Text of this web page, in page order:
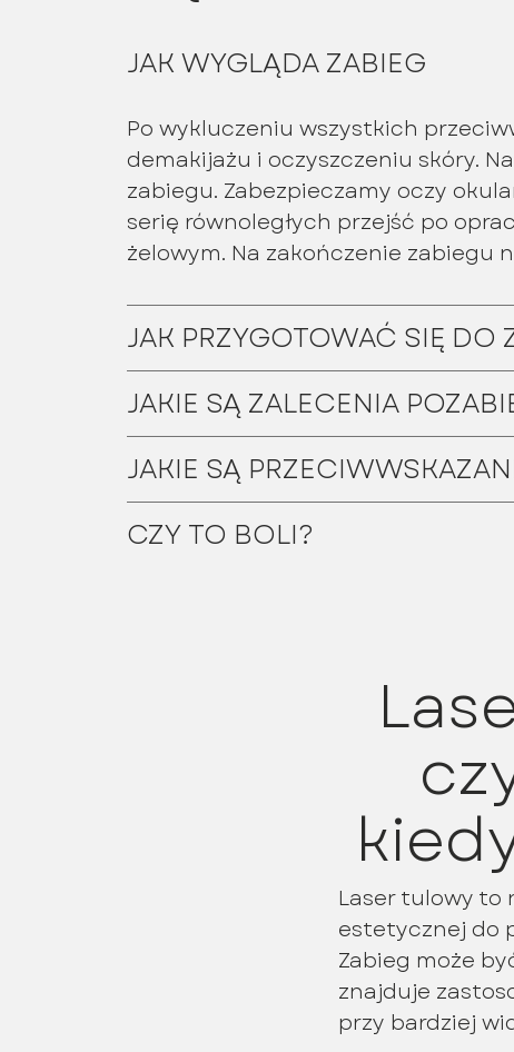
JAK WYGLĄDA ZABIEG
Po wykluczeniu wszystkich
demakijażu i oczyszczeniu skóry.
zabiegu. Zabezpieczamy oczy
serię równoległych przejść po
żelowym. Na zakończenie zabiegu
JAK PRZYGOTOWAĆ SIĘ DO
JAKIE SĄ ZALECENIA
JAKIE SĄ
CZY TO BOLI?
Laser tulowy to
estetycznej do
Zabieg może
znajduje
przy bardziej